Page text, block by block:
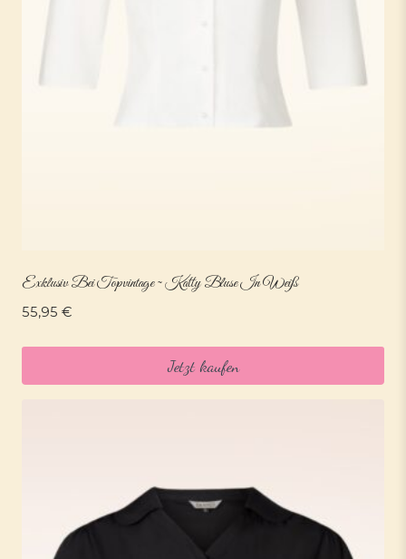
Exklusiv Bei Topvintage ~ Katty Bluse In Weiß
55,95 €
Jetzt kaufen